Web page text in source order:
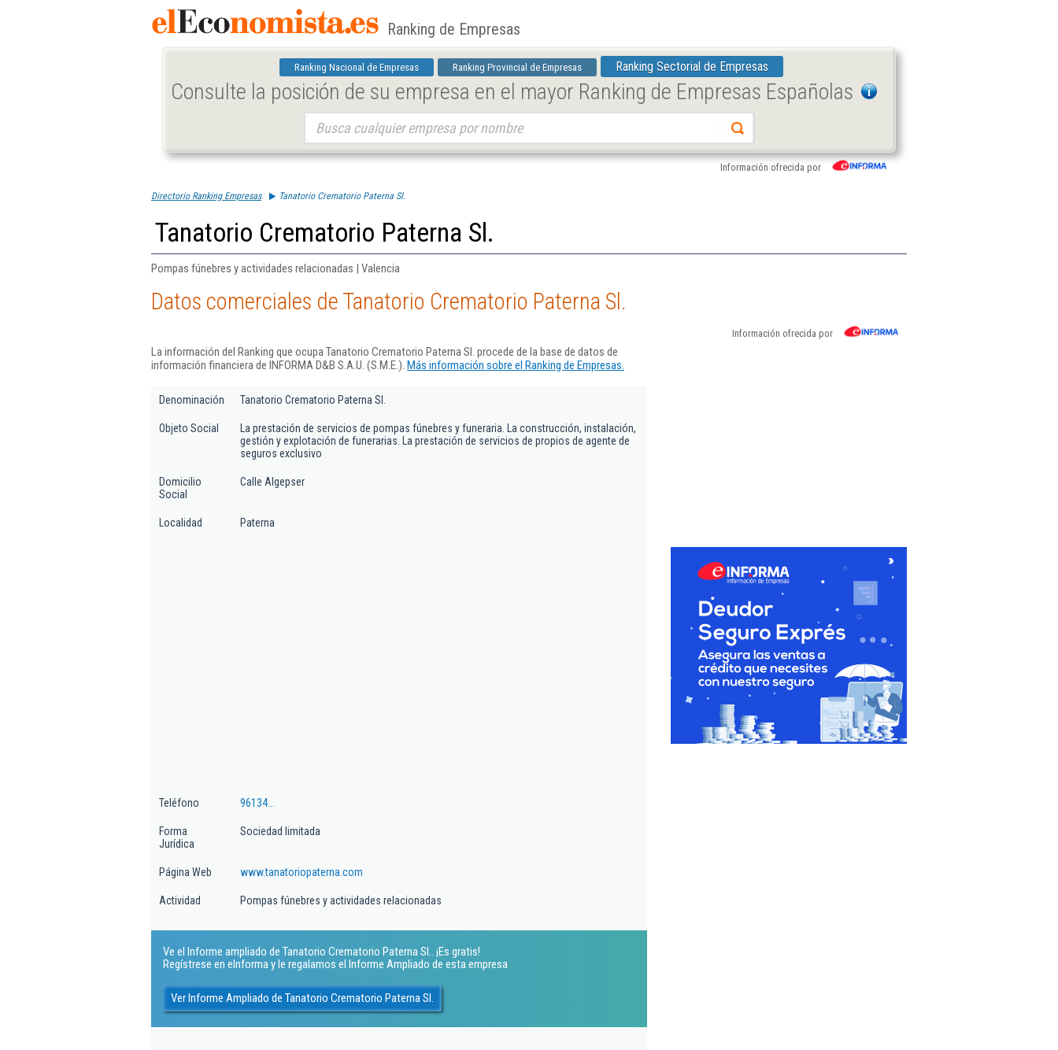
Ranking de Empresas
Ranking Nacional de Empresas Ranking Provincial de Empresas Ranking Sectorial de Empresas
Consulte la posición de su empresa en el mayor Ranking de Empresas Españolas
Información ofrecida por
Directorio Ranking Empresas Tanatorio Crematorio Paterna Sl.
Tanatorio Crematorio Paterna Sl.
Pompas fúnebres y actividades relacionadas | Valencia
Datos comerciales de Tanatorio Crematorio Paterna Sl.
Información ofrecida por
La información del Ranking que ocupa Tanatorio Crematorio Paterna Sl. procede de la base de datos de
información financiera de INFORMA D&B S.A.U. (S.M.E.). Más información sobre el Ranking de Empresas.
Denominación Tanatorio Crematorio Paterna Sl.
Objeto Social
La prestación de servicios de pompas fúnebres y funeraria. La construcción, instalación,
gestión y explotación de funerarias. La prestación de servicios de propios de agente de
seguros exclusivo
Domicilio
Social
Calle Algepser
Localidad Paterna
Teléfono 96134...
Forma
Jurídica
Sociedad limitada
Página Web www.tanatoriopaterna.com
Actividad Pompas fúnebres y actividades relacionadas
Ve el Informe ampliado de Tanatorio Crematorio Paterna Sl.. ¡Es gratis!
Regístrese en eInforma y le regalamos el Informe Ampliado de esta empresa
Ver Informe Ampliado de Tanatorio Crematorio Paterna Sl.